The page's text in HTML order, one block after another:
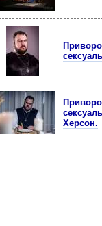
Херсон.